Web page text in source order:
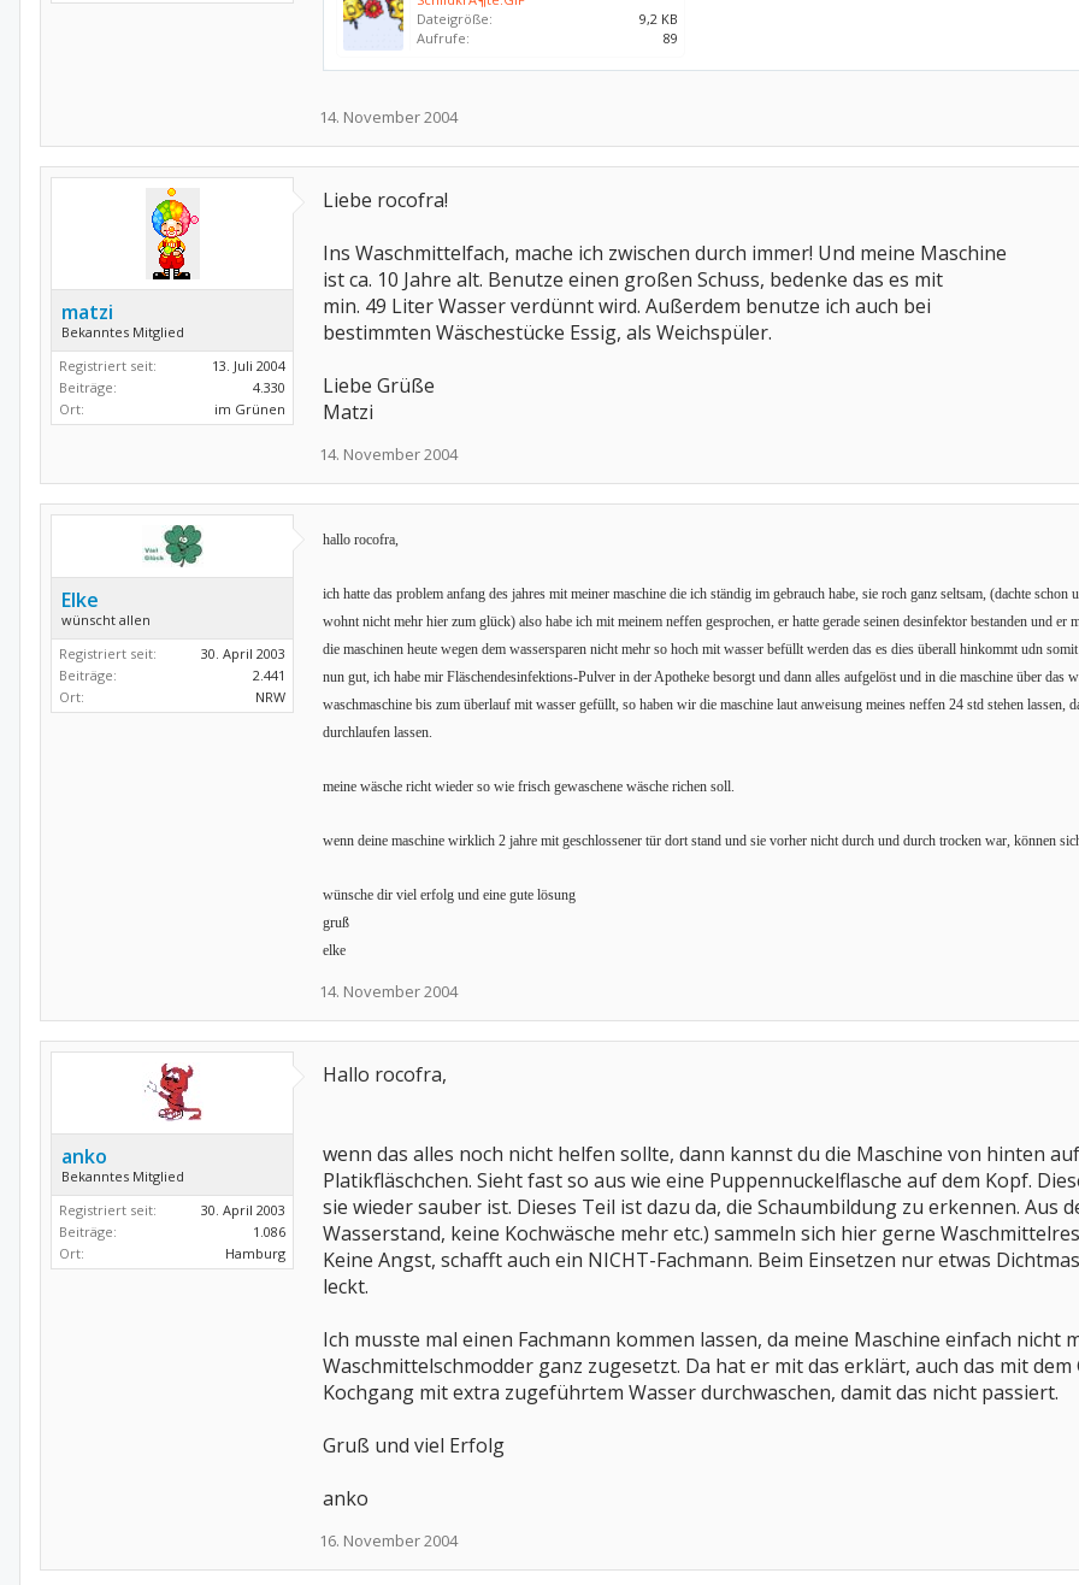
Dateigröße:
9,2 KB
Aufrufe:
89
14. November 2004
matzi
Bekanntes Mitglied
Registriert seit:
13. Juli 2004
Beiträge:
4.330
Ort:
im Grünen
Liebe rocofra!
Ins Waschmittelfach, mache ich zwischen durch immer! Und meine Maschine
ist ca. 10 Jahre alt. Benutze einen großen Schuss, bedenke das es mit
min. 49 Liter Wasser verdünnt wird. Außerdem benutze ich auch bei
bestimmten Wäschestücke Essig, als Weichspüler.
Liebe Grüße
Matzi
14. November 2004
Elke
wünscht allen
Registriert seit:
30. April 2003
Beiträge:
2.441
Ort:
NRW
hallo rocofra,
ich hatte das problem anfang des jahres mit meiner maschine die ich ständig im gebrauch habe, sie roch ganz seltsam, (dachte
wohnt nicht mehr hier zum glück) also habe ich mit meinem neffen gesprochen, er hatte gerade seinen desinfektor bestanden und er
die maschinen heute wegen dem wassersparen nicht mehr so hoch mit wasser befüllt werden das es dies überall hinkommt udn
nun gut, ich habe mir Fläschendesinfektions-Pulver in der Apotheke besorgt und dann alles aufgelöst und in die maschine über das
waschmaschine bis zum überlauf mit wasser gefüllt, so haben wir die maschine laut anweisung meines neffen 24 std stehen lassen,
durchlaufen lassen.
meine wäsche richt wieder so wie frisch gewaschene wäsche richen soll.
wenn deine maschine wirklich 2 jahre mit geschlossener tür dort stand und sie vorher nicht durch und durch trocken war, können
wünsche dir viel erfolg und eine gute lösung
gruß
elke
14. November 2004
anko
Bekanntes Mitglied
Registriert seit:
30. April 2003
Beiträge:
1.086
Ort:
Hamburg
Hallo rocofra,
wenn das alles noch nicht helfen sollte, dann kannst du die Maschine von hinten
Platikfläschchen. Sieht fast so aus wie eine Puppennuckelflasche auf dem Kopf.
sie wieder sauber ist. Dieses Teil ist dazu da, die Schaumbildung zu erkennen. Aus
Wasserstand, keine Kochwäsche mehr etc.) sammeln sich hier gerne
Keine Angst, schafft auch ein NICHT-Fachmann. Beim Einsetzen nur etwas
leckt.
Ich musste mal einen Fachmann kommen lassen, da meine Maschine einfach nicht
Waschmittelschmodder ganz zugesetzt. Da hat er mit das erklärt, auch das mit
Kochgang mit extra zugeführtem Wasser durchwaschen, damit das nicht passiert.
Gruß und viel Erfolg
anko
16. November 2004